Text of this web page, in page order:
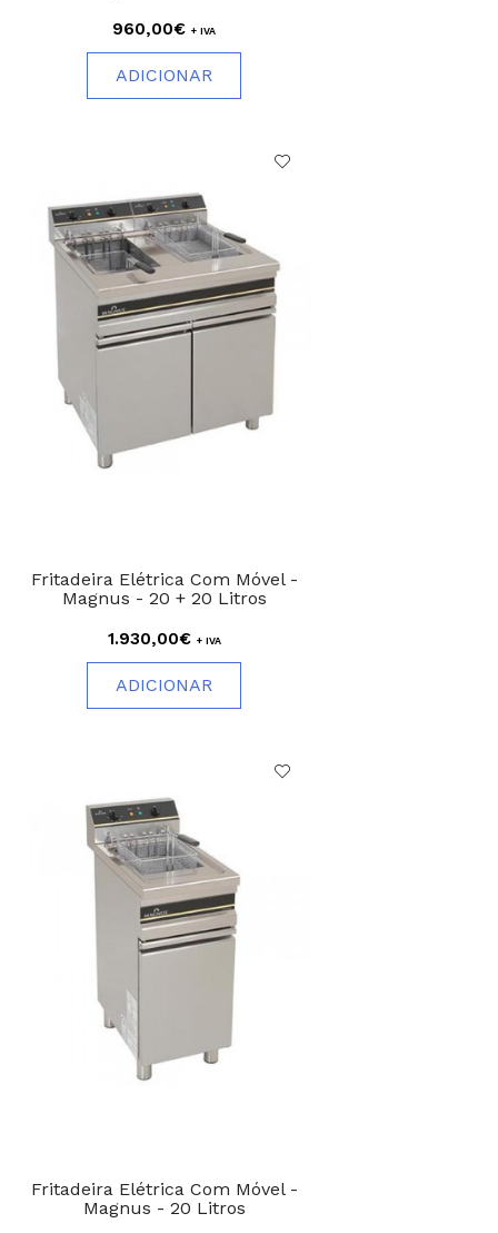
960,00€ + IVA
ADICIONAR
Fritadeira Elétrica Com Móvel -
Magnus - 20 + 20 Litros
1.930,00€ + IVA
ADICIONAR
Fritadeira Elétrica Com Móvel -
Magnus - 20 Litros